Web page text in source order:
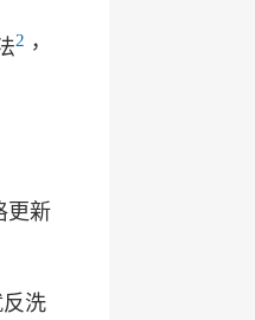
2 ，
更新
洗